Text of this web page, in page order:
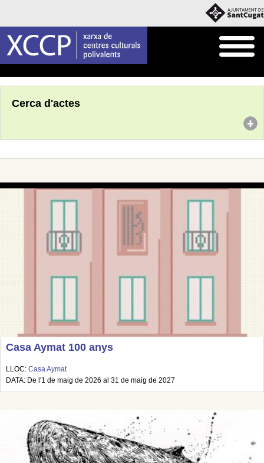
Cerca d'actes
Casa Aymat 100 anys
LLOC: Casa Aymat
DATA: De l'1 de maig de 2026 al 31 de maig de 2027